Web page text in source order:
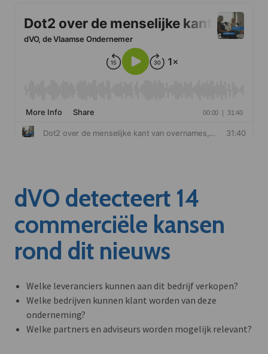
dVO detecteert 14
commerciële kansen
rond dit nieuws
Welke leveranciers kunnen aan dit bedrijf verkopen?
Welke bedrijven kunnen klant worden van deze
onderneming?
Welke partners en adviseurs worden mogelijk relevant?